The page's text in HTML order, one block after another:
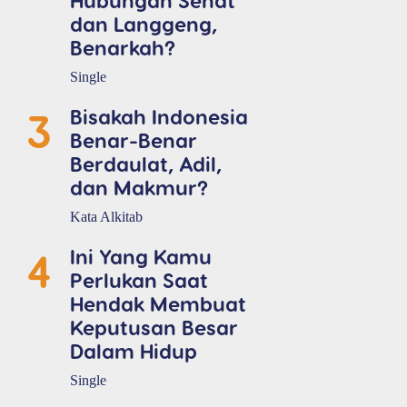
dan Langgeng,
Benarkah?
Single
3
Bisakah Indonesia
Benar-Benar
Berdaulat, Adil,
dan Makmur?
Kata Alkitab
4
Ini Yang Kamu
Perlukan Saat
Hendak Membuat
Keputusan Besar
Dalam Hidup
Single